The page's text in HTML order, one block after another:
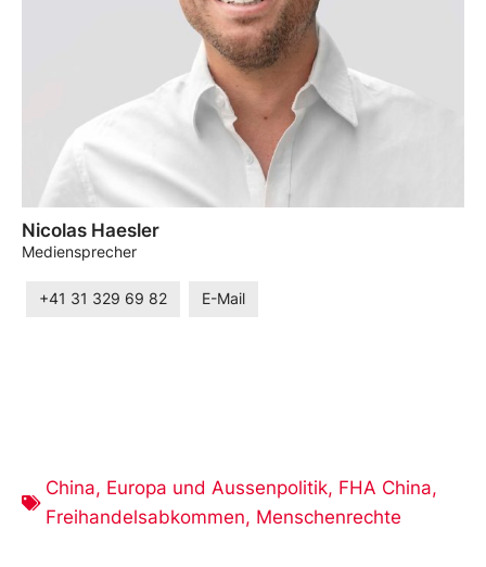
Nicolas Haesler
Mediensprecher
+41 31 329 69 82 E-Mail
China, Europa und Aussenpolitik, FHA China,
Freihandelsabkommen, Menschenrechte